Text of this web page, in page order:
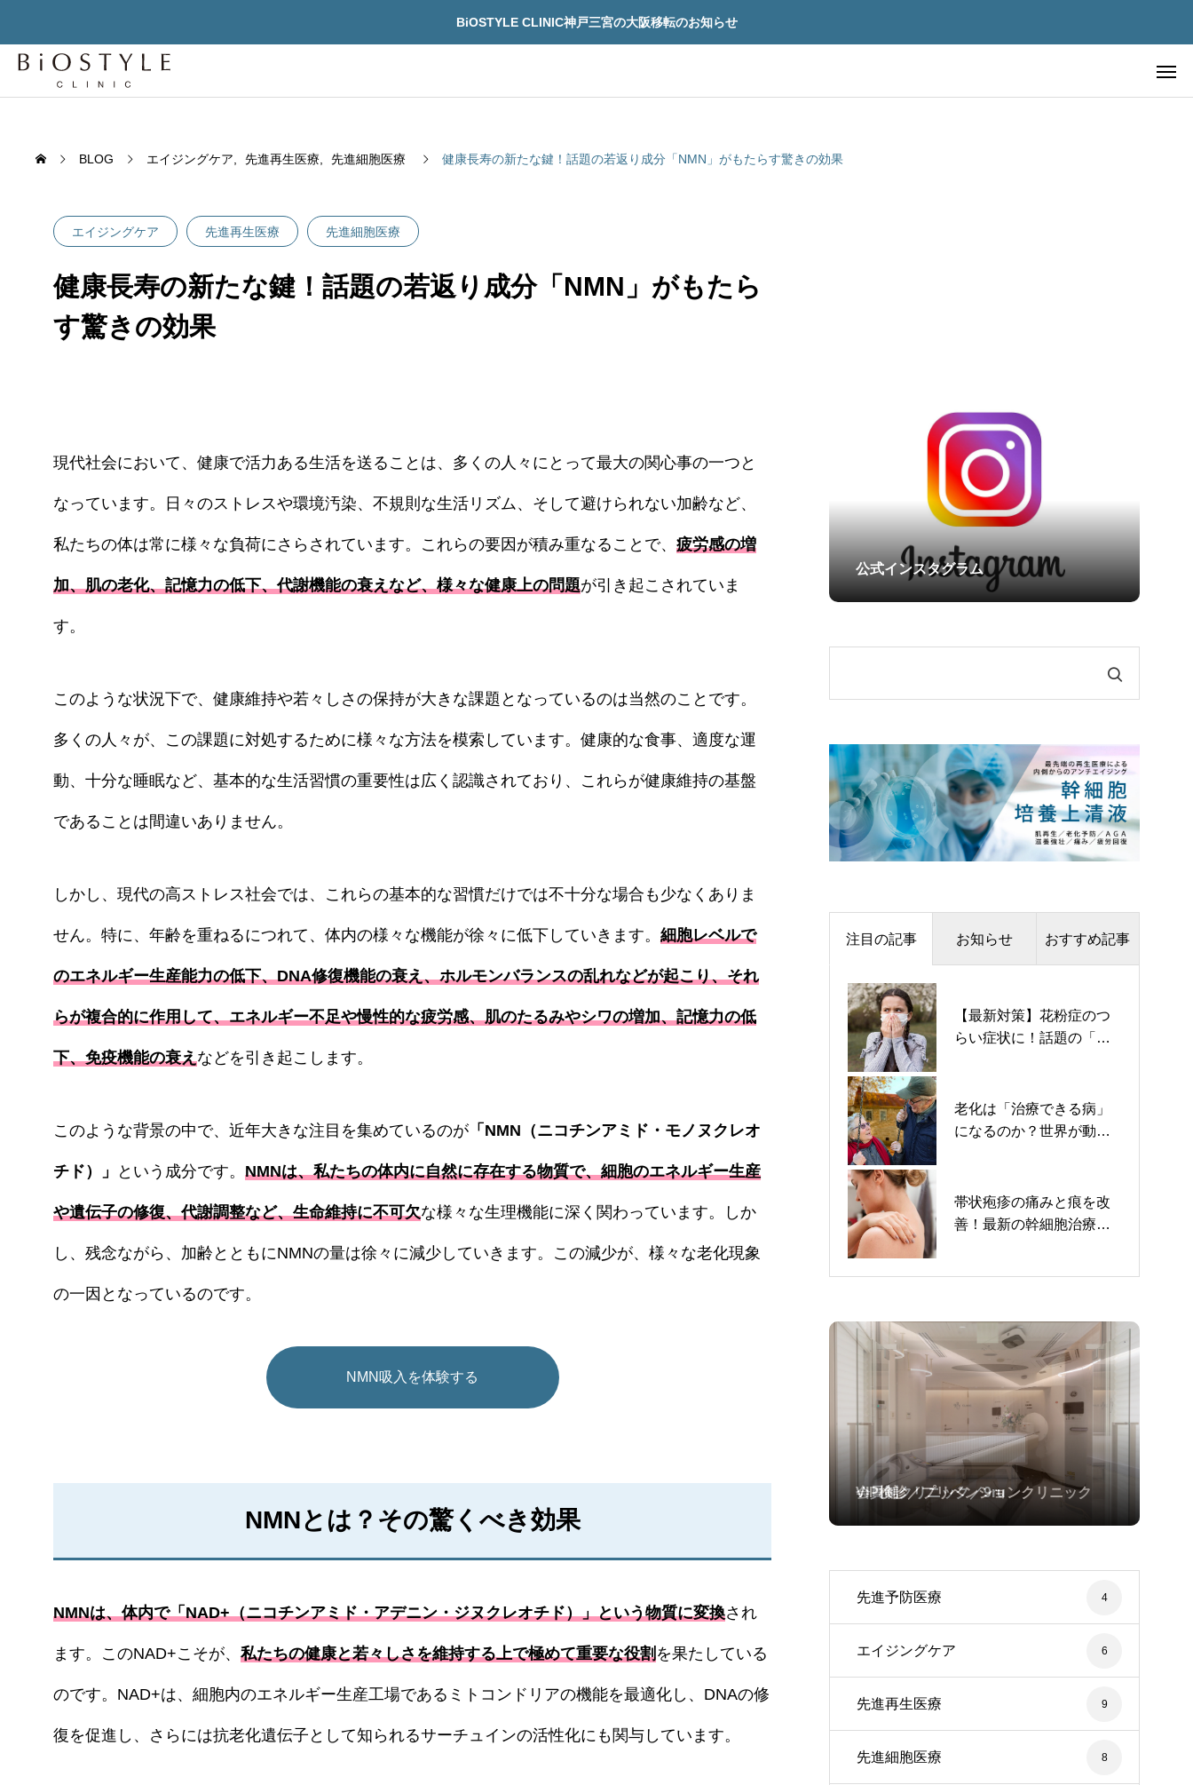
BiOSTYLE CLINIC神戸三宮の大阪移転のお知らせ
先進再生医療
幹細胞培養上清液治療
頭皮への局所注射（幹細胞培養上清
PRP治療（多血小板血漿）
先進予防医療
NMN吸入療法
NK細胞療法（ガン）
水光注射
医療レーザー脱毛
レーザートーニング
エレクトロポレーション
アートメイク
効果・リスクを徹底解説
BLOG エイジングケア 先進再生医療 先進細胞医療 健康長寿の新たな鍵！話題の若返り成分「NMN」がもたらす驚きの効果
エイジングケア 先進再生医療 先進細胞医療
健康長寿の新たな鍵！話題の若返り成分「NMN」がもたら
す驚きの効果
現代社会において、健康で活力ある生活を送ることは、多くの人々にとって最大の関心事の一つと
なっています。日々のストレスや環境汚染、不規則な生活リズム、そして避けられない加齢など、
私たちの体は常に様々な負荷にさらされています。これらの要因が積み重なることで、 疲労感の増
加、肌の老化、記憶力の低下、代謝機能の衰えなど、様々な健康上の問題が引き起こされていま
す。
このような状況下で、健康維持や若々しさの保持が大きな課題となっているのは当然のことです。
多くの人々が、この課題に対処するために様々な方法を模索しています。健康的な食事、適度な運
動、十分な睡眠など、基本的な生活習慣の重要性は広く認識されており、これらが健康維持の基盤
であることは間違いありません。
しかし、現代の高ストレス社会では、これらの基本的な習慣だけでは不十分な場合も少なくありま
せん。特に、年齢を重ねるにつれて、体内の様々な機能が徐々に低下していきます。 細胞レベルで
のエネルギー生産能力の低下、DNA修復機能の衰え、ホルモンバランスの乱れなどが起こり、それ
らが複合的に作用して、エネルギー不足や慢性的な疲労感、肌のたるみやシワの増加、記憶力の低
下、免疫機能の衰えなどを引き起こします。
このような背景の中で、近年大きな注目を集めているのが 「NMN（ニコチンアミド・モノヌクレオ
チド）」 という成分です。 NMNは、私たちの体内に自然に存在する物質で、細胞のエネルギー生産
や遺伝子の修復、代謝調整など、生命維持に不可欠な様々な生理機能に深く関わっています。しか
し、残念ながら、加齢とともにNMNの量は徐々に減少していきます。この減少が、様々な老化現象
の一因となっているのです。
NMN吸入を体験する
NMNとは？その驚くべき効果
NMNは、体内で「NAD+（ニコチンアミド・アデニン・ジヌクレオチド）」という物質に変換され
ます。このNAD+こそが、 私たちの健康と若々しさを維持する上で極めて重要な役割を果たしている
のです。NAD+は、細胞内のエネルギー生産工場であるミトコンドリアの機能を最適化し、DNAの修
復を促進し、さらには抗老化遺伝子として知られるサーチュインの活性化にも関与しています。
公式インスタグラム
注目の記事 お知らせ おすすめ記事
【最新対策】花粉症のつ
らい症状に！話題の「幹
老化は「治療できる病」
になるのか？世界が動き
帯状疱疹の痛みと痕を改
善！最新の幹細胞治療の
BiOSTYLE CLINIC 神戸三宮 移転のお知ら
せ
再生医療を安全に受けるために –
BiOSTYLE CLINICが大切にする14の基準
年末年始の休診日のお知らせ
医療脱毛のレーザー波長
と効果を学ぶ！最適なマ
ダーマペン4で叶える美肌
の秘密！効果的な施術で
魅力的な医療4Dアートメ
イクに挑戦！失敗しない
会員制クリニック／9ru
VIP検診／プリベンションクリニック
先進予防医療 4
エイジングケア 6
先進再生医療 9
先進細胞医療 8